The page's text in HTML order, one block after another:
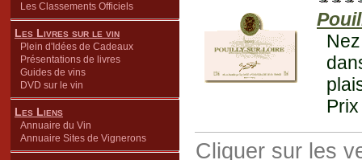
Les Classements Officiels
Les Livres sur le vin
Plein d'Idées de Cadeaux
Présentations de livres
Guides de vins
DVD sur le vin
Les Liens
Annuaire du Vin
Annuaire Sites de Vignerons
Cliquer sur les